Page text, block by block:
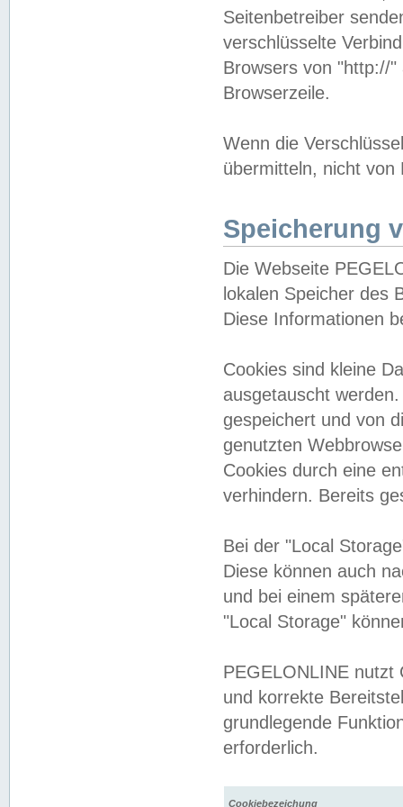
Seitenbetreiber
verschlüsselte
Browsers von "http://
Browserzeile.
Wenn die
übermitteln, nicht von
Speicherung
Die Webseite
lokalen Speicher des
Diese Informationen
Cookies sind kleine
ausgetauscht
gespeichert und von
genutzten
Cookies durch eine
verhindern. Bereits
Bei der "Local
Diese können auch
und bei einem
"Local Storage"
PEGELONLINE nutzt
und korrekte
grundlegende
erforderlich.
Cookiebezeichung